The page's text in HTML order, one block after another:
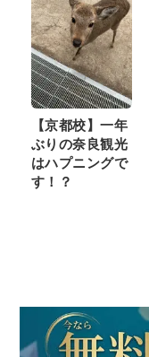
【京都校】一年
ぶりの奈良観光
はハプニングで
す！？